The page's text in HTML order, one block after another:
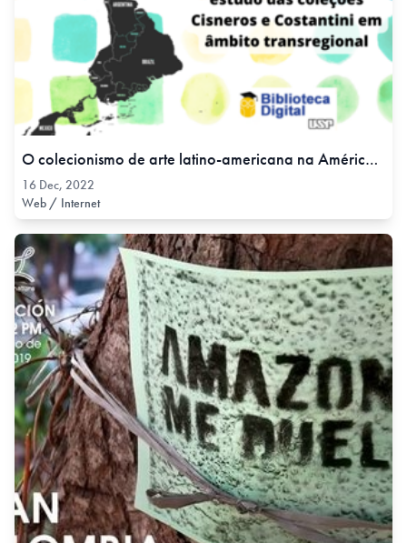
O colecionismo de arte latino-americana na América Latina: um estudo das coleções Cisneros e Costantini em âmbito transregional, 16 Dec, 2022
16 Dec, 2022
Web / Internet